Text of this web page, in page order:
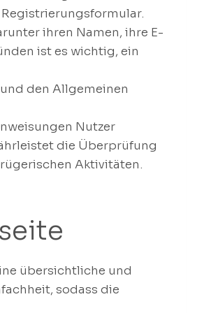
ihren Namen, ihre E-
ist es wichtig, ein
den Allgemeinen
Nutzer
die Überprüfung
Aktivitäten.
übersichtliche und
sodass die